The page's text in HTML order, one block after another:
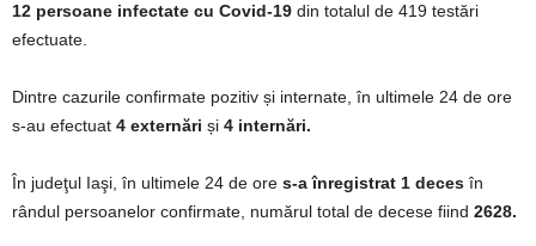
12 persoane infectate cu Covid-19 din totalul de 419 testări
efectuate.
Dintre cazurile confirmate pozitiv și internate, în ultimele 24 de ore
s-au efectuat 4 externări și 4 internări.
În judeţul Iaşi, în ultimele 24 de ore s-a înregistrat 1 deces în
rândul persoanelor confirmate, numărul total de decese fiind 2628.